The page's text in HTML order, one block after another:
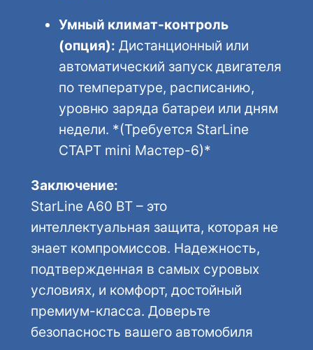
Умный климат-контроль
(опция): Дистанционный или
автоматический запуск двигателя
по температуре, расписанию,
уровню заряда батареи или дням
недели. *(Требуется StarLine
СТАРТ mini Мастер-6)*
Заключение:
StarLine A60 BT – это
интеллектуальная защита, которая не
знает компромиссов. Надежность,
подтвержденная в самых суровых
условиях, и комфорт, достойный
премиум-класса. Доверьте
безопасность вашего автомобиля